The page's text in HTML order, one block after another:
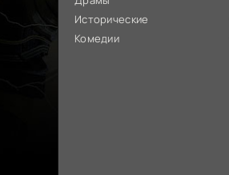
Исторические
Комедии